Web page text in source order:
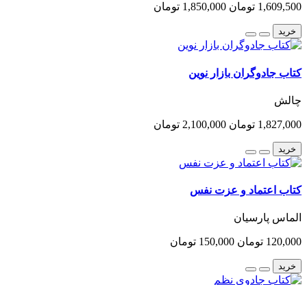
1,609,500 تومان 1,850,000 تومان
خرید
کتاب جادوگران بازار نوین
چالش
1,827,000 تومان 2,100,000 تومان
خرید
کتاب اعتماد و عزت نفس
الماس پارسیان
120,000 تومان 150,000 تومان
خرید